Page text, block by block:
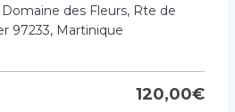
des Fleurs, Rte de
97233, Martinique
120,00€